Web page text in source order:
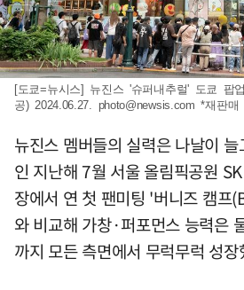
[도쿄=뉴시스] 뉴진스 '슈퍼내추럴' 도쿄
공) 2024.06.27. photo@newsis.com *재판
뉴진스 멤버들의 실력은 나날이
인 지난해 7월 서울 올림픽공원
장에서 연 첫 팬미팅 '버니즈 캠
와 비교해 가창·퍼포먼스 능력은
까지 모든 측면에서 무럭무럭 성장